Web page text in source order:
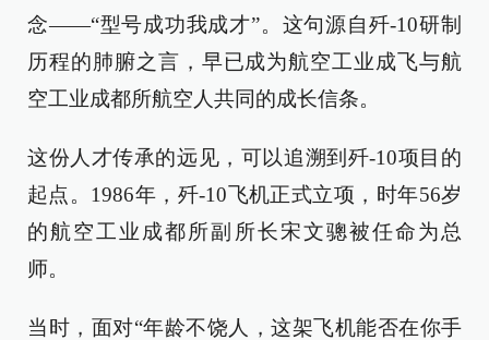
念——“型号成功我成才”。这句源自歼-10研制
历程的肺腑之言，早已成为航空工业成飞与航
空工业成都所航空人共同的成长信条。
这份人才传承的远见，可以追溯到歼-10项目的
起点。1986年，歼-10飞机正式立项，时年56岁
的航空工业成都所副所长宋文骢被任命为总
师。
当时，面对“年龄不饶人，这架飞机能否在你手